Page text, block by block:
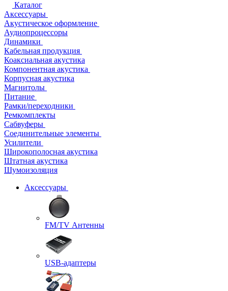
Каталог
Аксессуары
Акустическое оформление
Аудиопроцессоры
Динамики
Кабельная продукция
Коаксиальная акустика
Компонентная акустика
Корпусная акустика
Магнитолы
Питание
Рамки/переходники
Ремкомплекты
Сабвуферы
Соединительные элементы
Усилители
Широкополосная акустика
Штатная акустика
Шумоизоляция
Аксессуары
FM/TV Антенны
USB-адаптеры